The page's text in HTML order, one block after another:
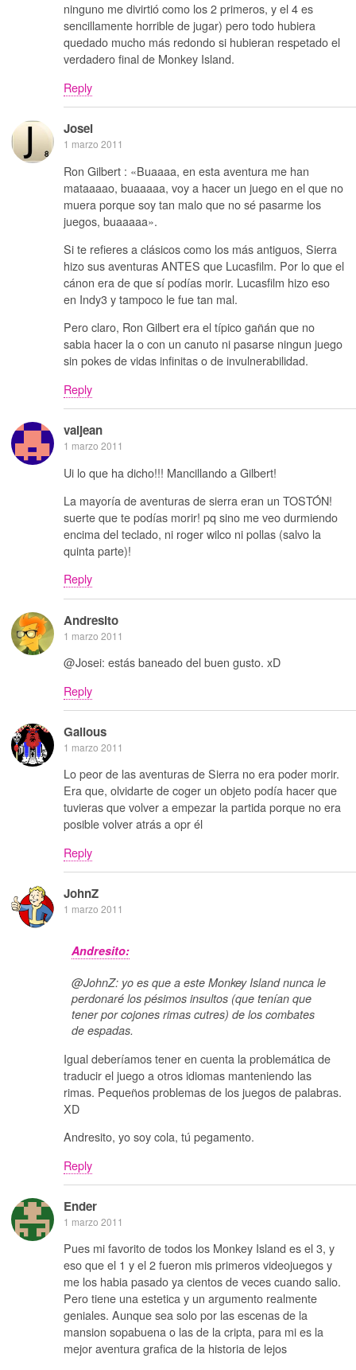
ninguno me divirtió como los 2 primeros, y el 4 es
sencillamente horrible de jugar) pero todo hubiera
quedado mucho más redondo si hubieran respetado el
verdadero final de Monkey Island.
Reply
Josei
1 marzo 2011
Ron Gilbert : «Buaaaa, en esta aventura me han
mataaaao, buaaaaa, voy a hacer un juego en el que no
muera porque soy tan malo que no sé pasarme los
juegos, buaaaaa».
Si te refieres a clásicos como los más antiguos, Sierra
hizo sus aventuras ANTES que Lucasfilm. Por lo que el
cánon era de que sí podías morir. Lucasfilm hizo eso
en Indy3 y tampoco le fue tan mal.
Pero claro, Ron Gilbert era el típico gañán que no
sabia hacer la o con un canuto ni pasarse ningun juego
sin pokes de vidas infinitas o de invulnerabilidad.
Reply
valjean
1 marzo 2011
Ui lo que ha dicho!!! Mancillando a Gilbert!
La mayoría de aventuras de sierra eran un TOSTÓN!
suerte que te podías morir! pq sino me veo durmiendo
encima del teclado, ni roger wilco ni pollas (salvo la
quinta parte)!
Reply
Andresito
1 marzo 2011
@Josei: estás baneado del buen gusto. xD
Reply
Galious
1 marzo 2011
Lo peor de las aventuras de Sierra no era poder morir.
Era que, olvidarte de coger un objeto podía hacer que
tuvieras que volver a empezar la partida porque no era
posible volver atrás a opr él
Reply
JohnZ
1 marzo 2011
Andresito:
@JohnZ: yo es que a este Monkey Island nunca le
perdonaré los pésimos insultos (que tenían que
tener por cojones rimas cutres) de los combates
de espadas.
Igual deberíamos tener en cuenta la problemática de
traducir el juego a otros idiomas manteniendo las
rimas. Pequeños problemas de los juegos de palabras.
XD
Andresito, yo soy cola, tú pegamento.
Reply
Ender
1 marzo 2011
Pues mi favorito de todos los Monkey Island es el 3, y
eso que el 1 y el 2 fueron mis primeros videojuegos y
me los habia pasado ya cientos de veces cuando salio.
Pero tiene una estetica y un argumento realmente
geniales. Aunque sea solo por las escenas de la
mansion sopabuena o las de la cripta, para mi es la
mejor aventura grafica de la historia de lejos